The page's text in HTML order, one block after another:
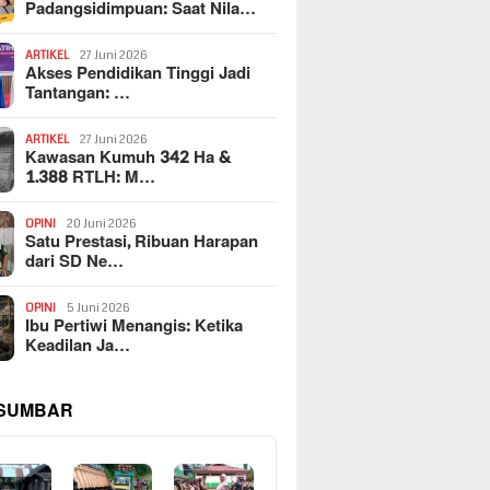
Padangsidimpuan: Saat Nila…
ARTIKEL 27 Juni 2026
Akses Pendidikan Tinggi Jadi
Tantangan: …
ARTIKEL 27 Juni 2026
Kawasan Kumuh 342 Ha &
1.388 RTLH: M…
OPINI 20 Juni 2026
Satu Prestasi, Ribuan Harapan
dari SD Ne…
OPINI 5 Juni 2026
Ibu Pertiwi Menangis: Ketika
Keadilan Ja…